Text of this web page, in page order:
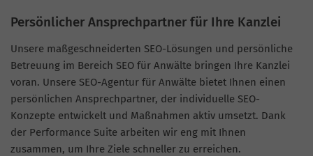
Persönlicher Ansprechpartner für Ihre Kanzlei
Unsere maßgeschneiderten SEO-Lösungen und persönliche
Betreuung im Bereich SEO für Anwälte bringen Ihre Kanzlei
voran. Unsere SEO-Agentur für Anwälte bietet Ihnen einen
persönlichen Ansprechpartner, der individuelle SEO-
Konzepte entwickelt und Maßnahmen aktiv umsetzt. Dank
der Performance Suite arbeiten wir eng mit Ihnen
zusammen, um Ihre Ziele schneller zu erreichen.